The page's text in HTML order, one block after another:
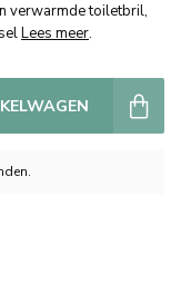
verwarmde toiletbril,
Lees meer.